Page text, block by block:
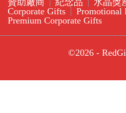
贊助廠商 紀念品 水晶獎
Corporate Gifts
Promotional
Premium Corporate Gifts
©2026 -